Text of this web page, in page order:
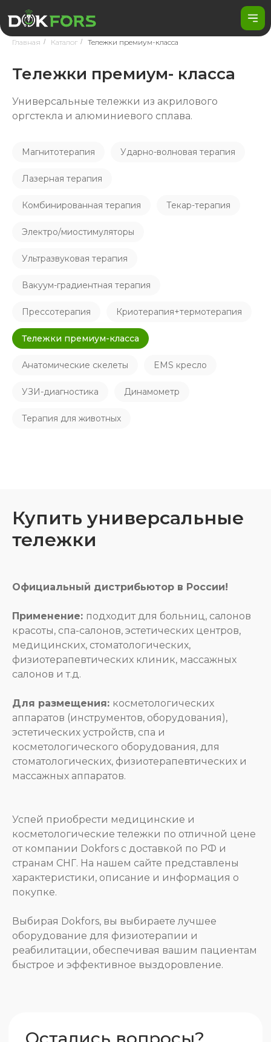
Главная / Каталог / Тележки премиум-класса
Тележки премиум- класса
Универсальные тележки из акрилового
оргстекла и алюминиевого сплава.
Магнитотерапия Ударно-волновая терапия
Лазерная терапия
Комбинированная терапия Текар-терапия
Электро/миостимуляторы
Ультразвуковая терапия
Вакуум-градиентная терапия
Прессотерапия Криотерапия+термотерапия
Тележки премиум-класса
Анатомические скелеты EMS кресло
УЗИ-диагностика Динамометр
Терапия для животных
Купить универсальные
тележки
Официальный дистрибьютор в России!
Применение: подходит для больниц, салонов
красоты, спа-салонов, эстетических центров,
медицинских, стоматологических,
физиотерапевтических клиник, массажных
салонов и т.д.
Для размещения: косметологических
аппаратов (инструментов, оборудования),
эстетических устройств, спа и
косметологического оборудования, для
стоматологических, физиотерапевтических и
массажных аппаратов.
Успей приобрести медицинские и
косметологические тележки по отличной цене
от компании Dokfors с доставкой по РФ и
странам СНГ. На нашем сайте представлены
характеристики, описание и информация о
покупке.
Выбирая Dokfors, вы выбираете лучшее
оборудование для физиотерапии и
реабилитации, обеспечивая вашим пациентам
быстрое и эффективное выздоровление.
Остались вопросы?
Свяжитесь с нами.
+7
Telegram
MAX
Почта
Отправить заявку